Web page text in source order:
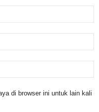
di browser ini untuk lain kali